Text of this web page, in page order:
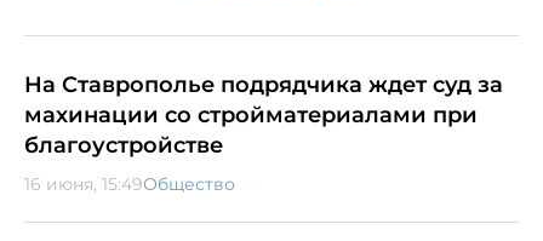
На Ставрополье подрядчика ждет суд за
махинации со стройматериалами при
благоустройстве
16 июня, 15:49Общество